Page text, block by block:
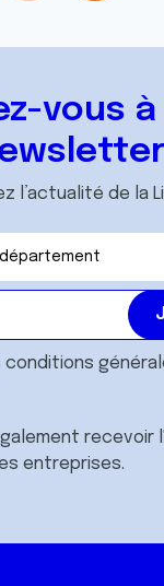
vous
l’actualité de la
conditions
recevoir
entreprises.